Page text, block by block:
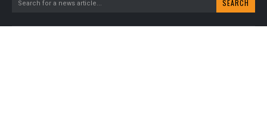
Search for a news article... SEARCH